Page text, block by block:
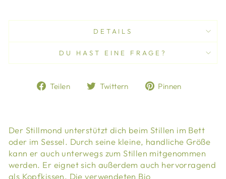
DETAILS
DU HAST EINE FRAGE?
Teilen
Auf
Twittern
Auf
Pinnen
Der Stillmond unterstützt dich beim Stillen im Bett
oder im Sessel. Durch seine kleine, handliche Größe
kann er auch unterwegs zum Stillen mitgenommen
werden. Er eignet sich außerdem auch hervorragend
als Kopfkissen. Die verwendeten Bio